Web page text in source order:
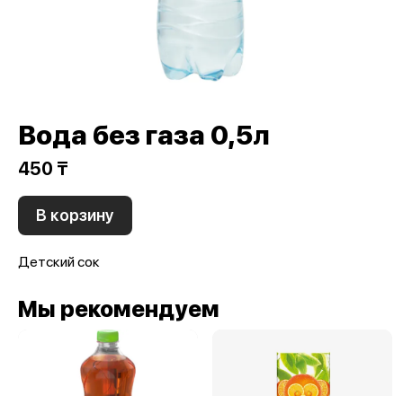
Вода без газа 0,5л
450 ₸
В корзину
Детский сок
Мы рекомендуем